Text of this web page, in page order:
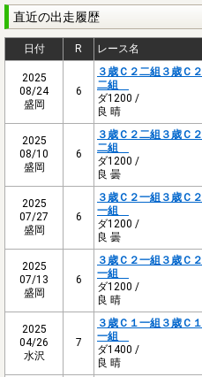
直近の出走履歴
日付 R レース名
2025
08/24
盛岡
6
３歳Ｃ２二組３歳Ｃ２
二組
ダ1200 /
良 晴
2025
08/10
盛岡
6
３歳Ｃ２二組３歳Ｃ２
二組
ダ1200 /
良 曇
2025
07/27
盛岡
6
３歳Ｃ２一組３歳Ｃ２
一組
ダ1200 /
良 曇
2025
07/13
盛岡
6
３歳Ｃ２一組３歳Ｃ２
一組
ダ1200 /
良 晴
2025
04/26
水沢
7
３歳Ｃ１一組３歳Ｃ１
一組
ダ1400 /
良 晴